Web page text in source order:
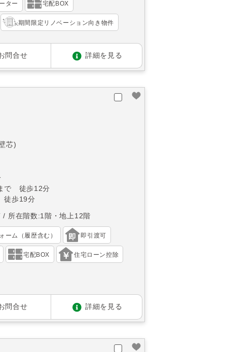
ター 宅配BOX
期間限定リノベーション向き物件
問合せ 詳細を見る
芯)
で 徒歩12分
歩19分
所在階数:1階・地上12階
ーム（履歴含む） 即引渡可
宅配BOX 住宅ローン控除
問合せ 詳細を見る